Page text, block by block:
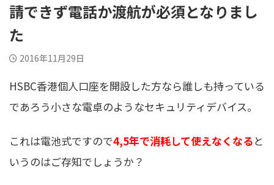
請できず電話か渡航が必須となりまし
た
2016年11月29日
HSBC香港個人口座を開設した方なら誰しも持っている
であろう小さな電卓のようなセキュリティデバイス。
これは電池式ですので4,5年で消耗して使えなくなると
いうのはご存知でしょうか？